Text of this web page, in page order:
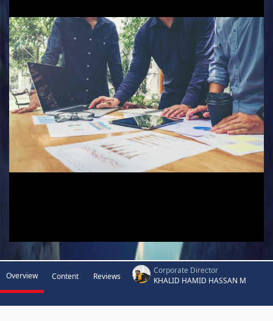
Overview Content Reviews
Corporate Director
KHALID HAMID HASSAN M